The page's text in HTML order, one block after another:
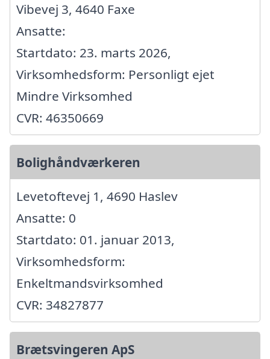
Vibevej 3, 4640 Faxe
Ansatte:
Startdato: 23. marts 2026,
Virksomhedsform: Personligt ejet
Mindre Virksomhed
CVR: 46350669
Bolighåndværkeren
Levetoftevej 1, 4690 Haslev
Ansatte: 0
Startdato: 01. januar 2013,
Virksomhedsform:
Enkeltmandsvirksomhed
CVR: 34827877
Brætsvingeren ApS